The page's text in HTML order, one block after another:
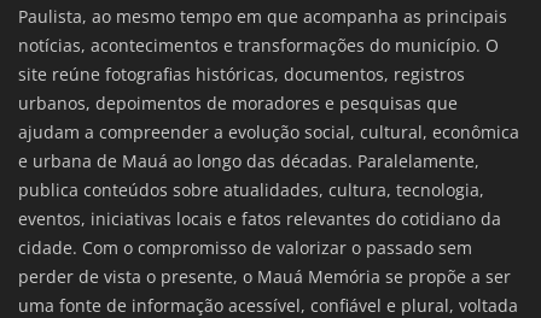
Paulista, ao mesmo tempo em que acompanha as principais
notícias, acontecimentos e transformações do município. O
site reúne fotografias históricas, documentos, registros
urbanos, depoimentos de moradores e pesquisas que
ajudam a compreender a evolução social, cultural, econômica
e urbana de Mauá ao longo das décadas. Paralelamente,
publica conteúdos sobre atualidades, cultura, tecnologia,
eventos, iniciativas locais e fatos relevantes do cotidiano da
cidade. Com o compromisso de valorizar o passado sem
perder de vista o presente, o Mauá Memória se propõe a ser
uma fonte de informação acessível, confiável e plural, voltada